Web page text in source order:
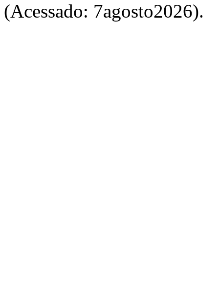
(Acessado: 7agosto2026).